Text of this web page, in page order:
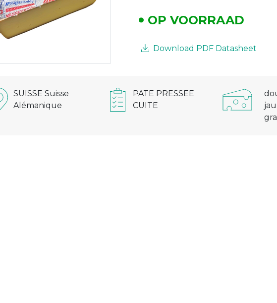
OP VOORRAAD
Download PDF Datasheet
SUISSE Suisse
Alémanique
PATE PRESSEE
CUITE